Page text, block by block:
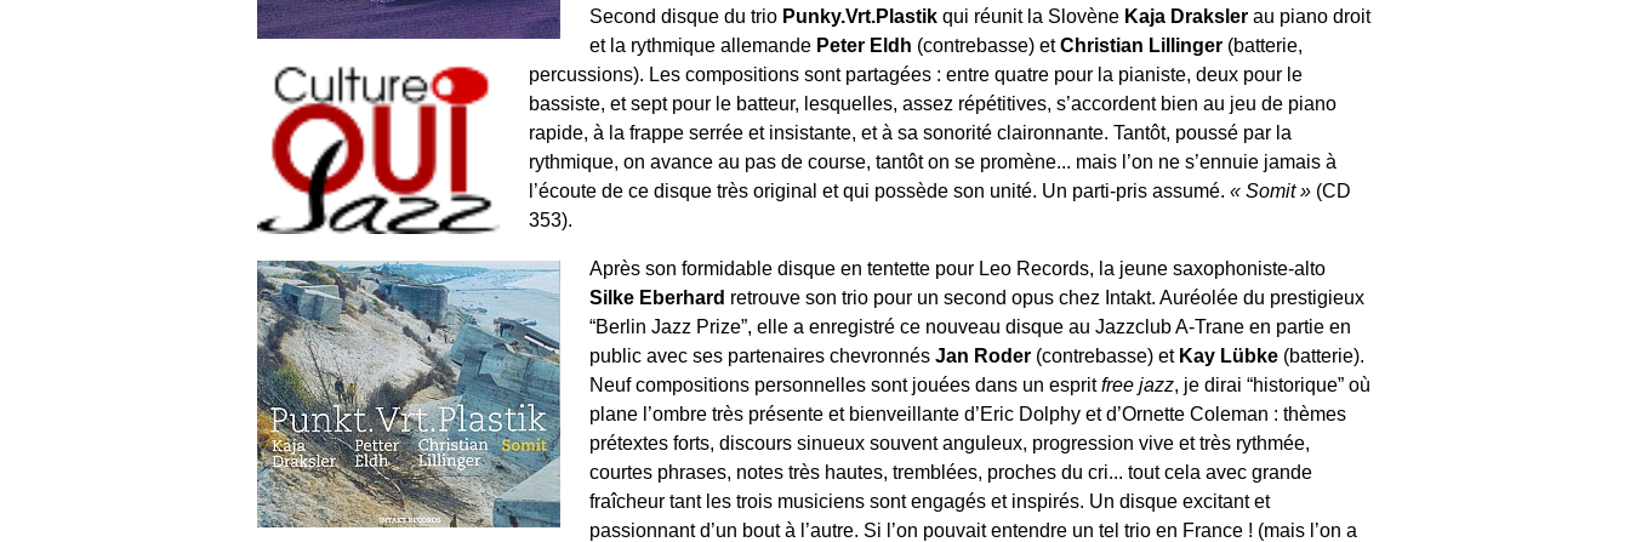
Second disque du trio Punky.Vrt.Plastik qui réunit la Slovène Kaja Draksler au piano droit
et la rythmique allemande Peter Eldh (contrebasse) etChristian Lillinger (batterie,
percussions). Les compositions sont partagées : entre quatre pour la pianiste, deux pour le
bassiste, et sept pour le batteur, lesquelles, assez répétitives, s’accordent bien au jeu de piano
rapide, à la frappe serrée et insistante, et à sa sonorité claironnante. Tantôt, poussé par la
rythmique, on avance au pas de course, tantôt on se promène... mais l’on ne s’ennuie jamais à
l’écoute de ce disque très original et qui possède son unité. Un parti-pris assumé.« Somit » (CD
353).
Après son formidable disque en tentette pour Leo Records, la jeune saxophoniste-alto
Silke Eberhard retrouve son trio pour un second opus chez Intakt. Auréolée du prestigieux
“Berlin Jazz Prize”, elle a enregistré ce nouveau disque au Jazzclub A-Trane en partie en
public avec ses partenaires chevronnésJan Roder (contrebasse) et Kay Lübke (batterie).
Neuf compositions personnelles sont jouées dans un espritfree jazz, je dirai “historique” où
plane l’ombre très présente et bienveillante d’Eric Dolphy et d’Ornette Coleman : thèmes
prétextes forts, discours sinueux souvent anguleux, progression vive et très rythmée,
courtes phrases, notes très hautes, tremblées, proches du cri... tout cela avec grande
fraîcheur tant les trois musiciens sont engagés et inspirés. Un disque excitant et
passionnant d’un bout à l’autre. Si l’on pouvait entendre un tel trio en France ! (mais l’on a